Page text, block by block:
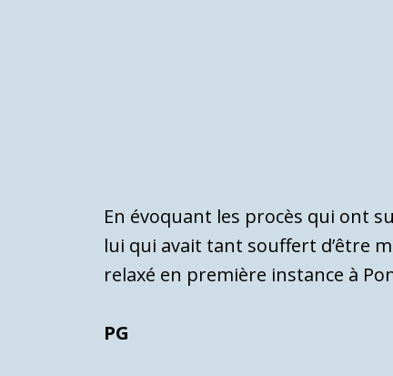
En évoquant les procès qui ont
lui qui avait tant souffert d’être
relaxé en première instance à
PG